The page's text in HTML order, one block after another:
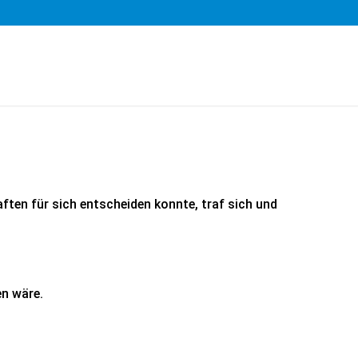
für sich entscheiden konnte, traf sich und
wäre.